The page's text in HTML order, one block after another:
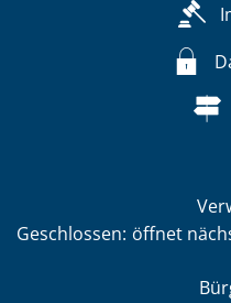
Klicken, um weitere
Geschlossen: öffnet